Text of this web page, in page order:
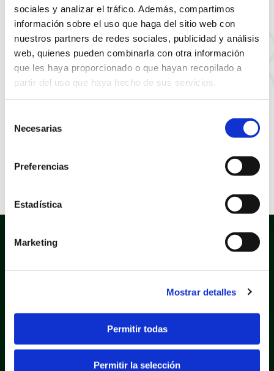
sociales y analizar el tráfico. Además, compartimos
información sobre el uso que haga del sitio web con
nuestros partners de redes sociales, publicidad y análisis
web, quienes pueden combinarla con otra información
que les haya proporcionado o que hayan recopilado a
partir del uso que haya hecho de sus servicios.
Necesarias
Preferencias
Estadística
Marketing
Mostrar detalles
Permitir todas
Permitir la selección
Presentación de la Semana de la Salud